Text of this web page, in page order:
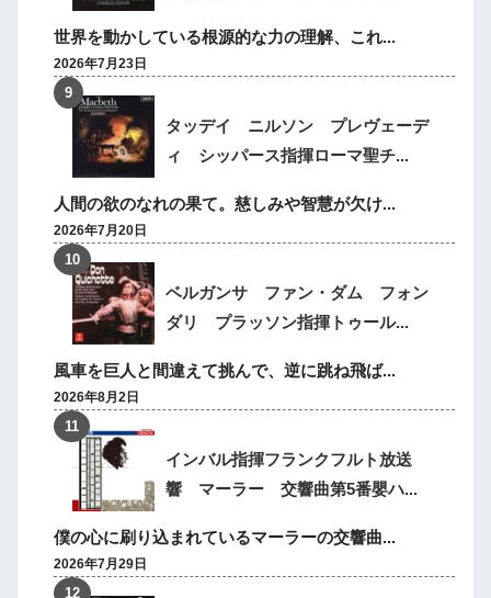
世界を動かしている根源的な力の理解、これ...
2026年7月23日
タッデイ ニルソン プレヴェーデ
ィ シッパース指揮ローマ聖チ...
人間の欲のなれの果て。慈しみや智慧が欠け...
2026年7月20日
ベルガンサ ファン・ダム フォン
ダリ プラッソン指揮トゥール...
風車を巨人と間違えて挑んで、逆に跳ね飛ば...
2026年8月2日
インバル指揮フランクフルト放送
響 マーラー 交響曲第5番嬰ハ...
僕の心に刷り込まれているマーラーの交響曲...
2026年7月29日